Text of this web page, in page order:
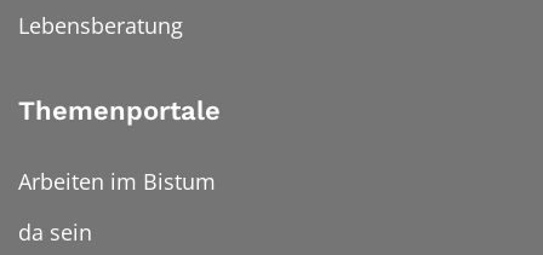
Lebensberatung
Themenportale
Arbeiten im Bistum
da sein